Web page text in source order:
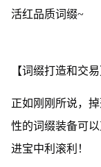
活红品质词缀~
【词缀打造和交易
正如刚刚所说，
性的词缀装备可
进宝中利滚利！